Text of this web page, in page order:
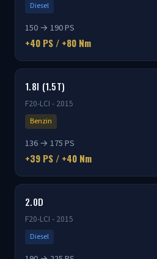
Diesel
150 → 190 PS
+40 PS / +80 Nm
1.8I (1.5T)
F20-LCI - 2015
Benzin
136 → 175 PS
+39 PS / +40 Nm
2.0D
F20-LCI - 2015
Diesel